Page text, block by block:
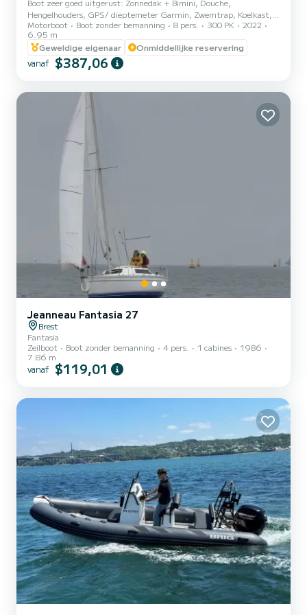
Boot zeer goed uitgerust: Zonnedak + Bimini, Douche,
Hengelhouders, GPS/ dieptemeter Garmin, Zwemtrap, Koelkast,
Skistok, USB-aansluiting, Kitchenette, Zonnebed vooraan, Actieve
trim, Fusion autoradio, Picknic tafel, Flaps.
Motorboot Boot zonder bemanning 8 pers. 300 PK
2022
6.95 m
Geweldige eigenaar
Onmiddellijke reservering
vanaf $387,06
Jeanneau Fantasia 27
Brest
Fantasia
Zeilboot
Boot zonder bemanning 4 pers. 1 cabines
1986
7.86 m
vanaf $119,01